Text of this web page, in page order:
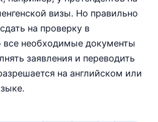
визы. Но правильно
на проверку в
все необходимые документы
заявления и переводить
на английском или